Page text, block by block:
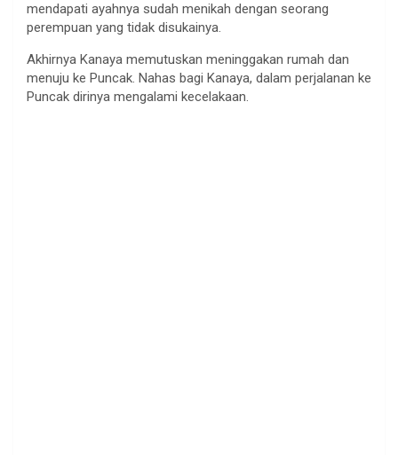
mendapati ayahnya sudah menikah dengan seorang
perempuan yang tidak disukainya.
Akhirnya Kanaya memutuskan meninggakan rumah dan
menuju ke Puncak. Nahas bagi Kanaya, dalam perjalanan ke
Puncak dirinya mengalami kecelakaan.